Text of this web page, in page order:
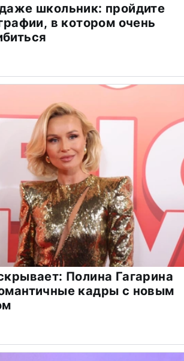
школьник: пройдите
в котором очень
Полина Гагарина
кадры с новым